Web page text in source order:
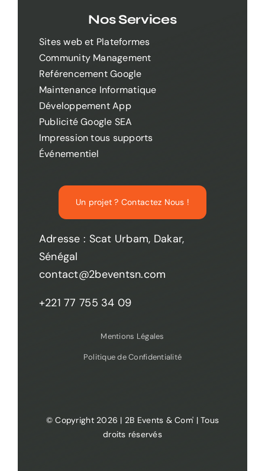
Nos Services
Sites web et Plateformes
Community Management
Reférencement Google
Maintenance Informatique
Développement App
Publicité Google SEA
Impression tous supports
Événementiel
Un projet ? Contactez Nous !
Adresse : Scat Urbam, Dakar,
Sénégal
contact@2beventsn.com
+221 77 755 34 09
Mentions Légales
Politique de Confidentialité
© Copyright 2026 | 2B Events & Com' | Tous
droits réservés